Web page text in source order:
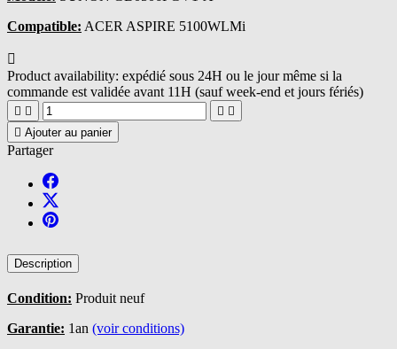
Compatible: ACER ASPIRE 5100WLMi

Product availability: expédié sous 24H ou le jour même si la
commande est validée avant 11H (sauf week-end et jours fériés)
   
 Ajouter au panier
Partager
Description
Condition: Produit neuf
Garantie: 1an (voir conditions)